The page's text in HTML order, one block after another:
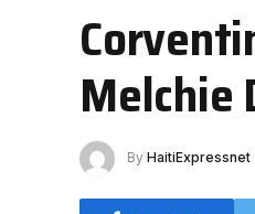
Melchie
By HaitiExpressnet